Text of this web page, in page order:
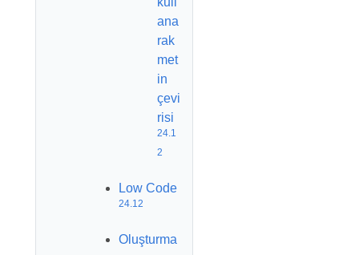
ana
rak
met
in
çevi
risi
24.1
2
Low Code
24.12
Oluşturma